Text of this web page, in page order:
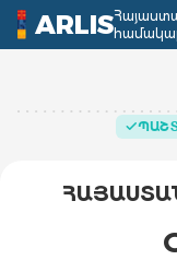
ARLIS